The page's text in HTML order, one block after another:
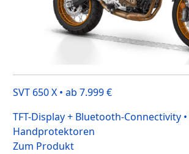
SVT 650 X • ab 7.999 €
TFT-Display + Bluetooth-Connectivity
Handprotektoren
Zum Produkt